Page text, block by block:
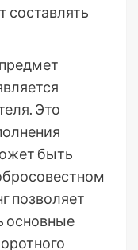
составлять
Это
быть
позволяет
основные